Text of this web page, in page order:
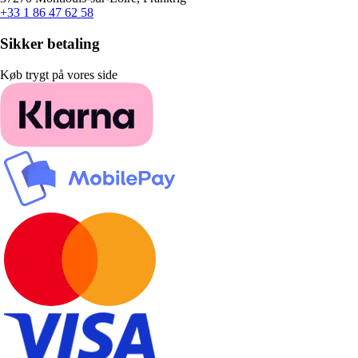
+33 1 86 47 62 58
Sikker betaling
Køb trygt på vores side